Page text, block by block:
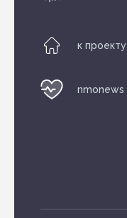
к проекту
nmonews